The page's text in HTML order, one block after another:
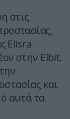
στις
Elisra
στην Elbit.
και
αυτά τα